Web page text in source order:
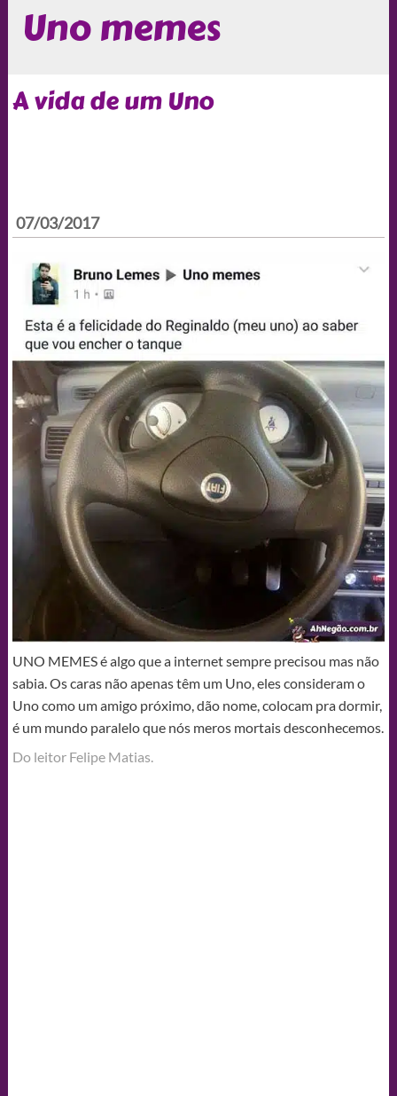
Uno memes
A vida de um Uno
07/03/2017
UNO MEMES é algo que a internet sempre precisou mas não
sabia. Os caras não apenas têm um Uno, eles consideram o
Uno como um amigo próximo, dão nome, colocam pra dormir,
é um mundo paralelo que nós meros mortais desconhecemos.
Do leitor Felipe Matias‎.